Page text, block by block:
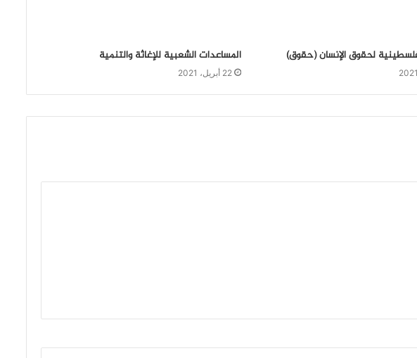
لحقوق الإنسان (حقوق) المساعدات الشعبية للإغاثة والتنمية
22 أبريل، 2021